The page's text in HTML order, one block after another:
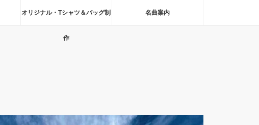
オリジナル・Tシャツ＆バッグ制
作
名曲案内